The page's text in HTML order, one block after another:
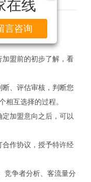
在线
言咨询
盟前的初步了解，看
、评估审核，判断您
相互选择的过程。
加盟意向之后，可以
作协议，授予特许经
争者分析、客流量分